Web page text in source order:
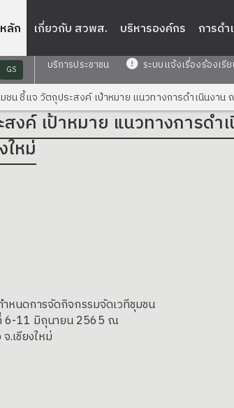
ลัก เกี่ยวกับ สวพส. บริหารองค์กร การดำ
GS บริการประชาชน ระบบแจ้งเรื่องร้องเรี
ชน ชี้แจ วัตถุประสงค์ เป้าหมาย แนวทางการดำเนินง
งค์ เป้าหมาย แนวทางการ
ใหม่
หนดการจัดกิจกรรมจัดเวทีชุมชน
ที่ 6-11 มิถุนายน 2565 ณ
.เชียงใหม่